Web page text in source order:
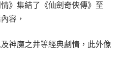
》集結了《仙劍奇俠傳》至
容，
神魔之井等經典劇情，此外像